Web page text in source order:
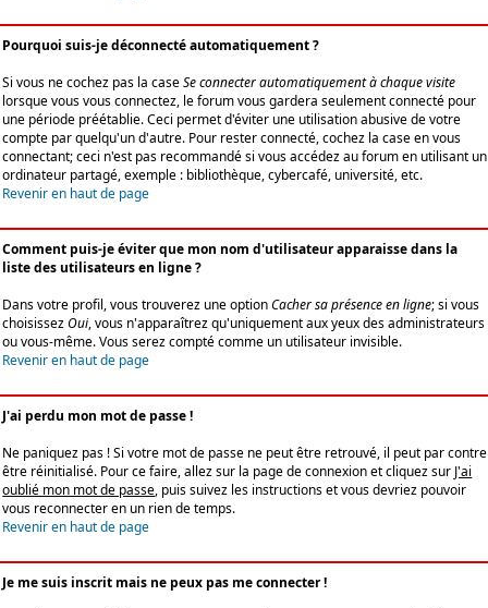
Pourquoi suis-je déconnecté automatiquement ?
Si vous ne cochez pas la caseSe connecter automatiquement à chaque visite
lorsque vous vous connectez, le forum vous gardera seulement connecté pour
une période préétablie. Ceci permet d'éviter une utilisation abusive de votre
compte par quelqu'un d'autre. Pour rester connecté, cochez la case en vous
connectant; ceci n'est pas recommandé si vous accédez au forum en utilisant un
ordinateur partagé, exemple : bibliothèque, cybercafé, université, etc.
Revenir en haut de page
Comment puis-je éviter que mon nom d'utilisateur apparaisse dans la
liste des utilisateurs en ligne ?
Dans votre profil, vous trouverez une optionCacher sa présence en ligne; si vous
choisissezOui, vous n'apparaîtrez qu'uniquement aux yeux des administrateurs
ou vous-même. Vous serez compté comme un utilisateur invisible.
Revenir en haut de page
J'ai perdu mon mot de passe !
Ne paniquez pas ! Si votre mot de passe ne peut être retrouvé, il peut par contre
être réinitialisé. Pour ce faire, allez sur la page de connexion et cliquez sur J'ai
oublié mon mot de passe, puis suivez les instructions et vous devriez pouvoir
vous reconnecter en un rien de temps.
Revenir en haut de page
Je me suis inscrit mais ne peux pas me connecter !